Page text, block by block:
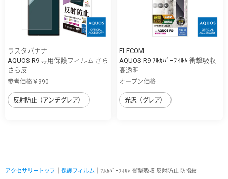
ラスタバナナ
AQUOS R9 専用保護フィルム さら
さら反...
参考価格￥990
反射防止（アンチグレア）
ELECOM
AQUOS R9 ﾌﾙｶﾊﾞｰﾌｨﾙﾑ 衝撃吸収
高透明 ...
オープン価格
光沢（グレア）
アクセサリートップ 保護フィルム ｜ﾌﾙｶﾊﾞｰﾌｨﾙﾑ 衝撃吸収 反射防止 防指紋